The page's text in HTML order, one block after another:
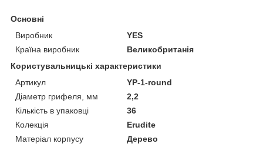
Основні
Виробник
YES
Країна виробник
Великобританія
Користувальницькі характеристики
Артикул
YP-1-round
Діаметр грифеля, мм
2,2
Кількість в упаковці
36
Колекція
Erudite
Матеріал корпусу
Дерево